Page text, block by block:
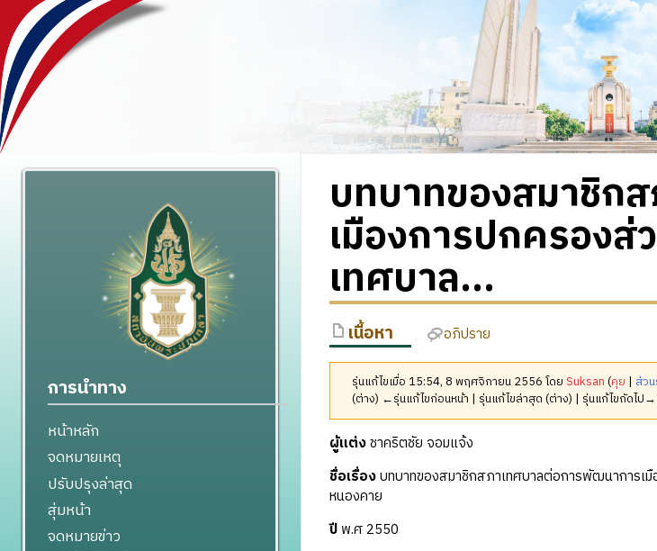
บทบาทของสมาชิก
เมืองการปกครอง
เทศบาล...
เนื้อหา อภิปราย
รุ่นแก้ไขเมื่อ 15:54, 8 พฤศจิกายน 2556 โดยSuksan (คุย | ส่ว
(ต่าง) ←รุ่นแก้ไขก่อนหน้า | รุ่นแก้ไขล่าสุด (ต่าง) | รุ่นแก้ไขถัดไป
ผู้แต่งชาคริตชัย จอมแจ้ง
ชื่อเรื่องบทบาทของสมาชิกสภาเทศบาลต่อการพัฒนาการเ
หนองคาย
ปีพ.ศ 2550
การนำทาง
หน้าหลัก
จดหมายเหตุ
ปรับปรุงล่าสุด
สุ่มหน้า
จดหมายข่าว